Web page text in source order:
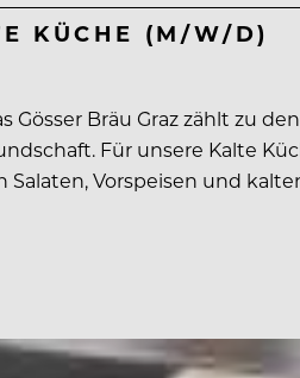
KÜCHE (M/W/D)
Gösser Bräu Graz zählt zu
Für unsere Kalte
Vorspeisen und